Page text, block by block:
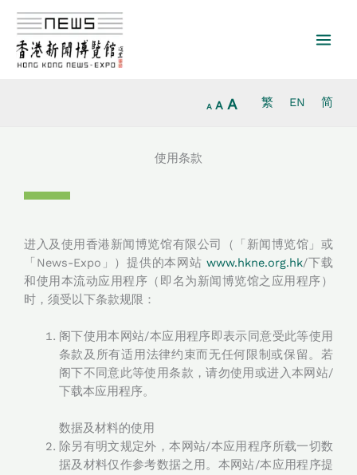
A A A 繁 EN 简
使用条款
进入及使用香港新闻博览馆有限公司（「新闻博览馆」或
「News-Expo」）提供的本网站www.hkne.org.hk/下载
和使用本流动应用程序（即名为新闻博览馆之应用程序）
时，须受以下条款规限：
阁下使用本网站/本应用程序即表示同意受此等使用
条款及所有适用法律约束而无任何限制或保留。若
阁下不同意此等使用条款，请勿使用或进入本网站/
下载本应用程序。
数据及材料的使用
除另有明文规定外，本网站/本应用程序所载一切数
据及材料仅作参考数据之用。本网站/本应用程序提